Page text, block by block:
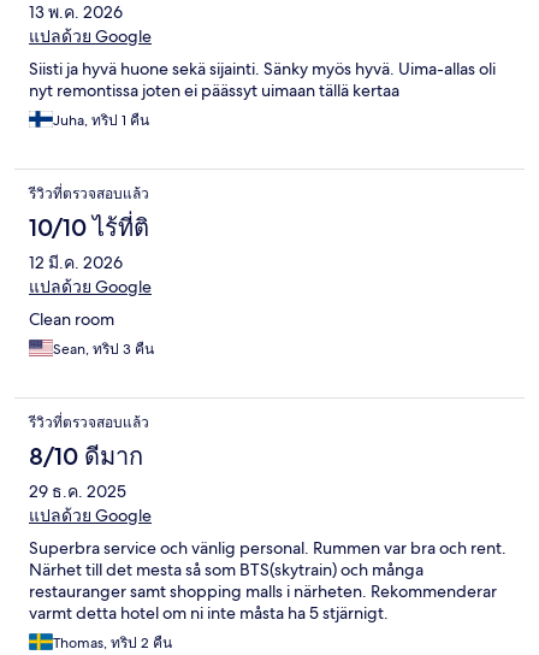
13 พ.ค. 2026
แปลด้วย Google
Siisti ja hyvä huone sekä sijainti. Sänky myös hyvä. Uima-allas oli
nyt remontissa joten ei päässyt uimaan tällä kertaa
Juha, ทริป 1 คืน
รีวิวที่ตรวจสอบแล้ว
10/10 ไร้ที่ติ
12 มี.ค. 2026
แปลด้วย Google
Clean room
Sean, ทริป 3 คืน
รีวิวที่ตรวจสอบแล้ว
8/10 ดีมาก
29 ธ.ค. 2025
แปลด้วย Google
Superbra service och vänlig personal. Rummen var bra och rent.
Närhet till det mesta så som BTS(skytrain) och många
restauranger samt shopping malls i närheten. Rekommenderar
varmt detta hotel om ni inte måsta ha 5 stjärnigt.
Thomas, ทริป 2 คืน